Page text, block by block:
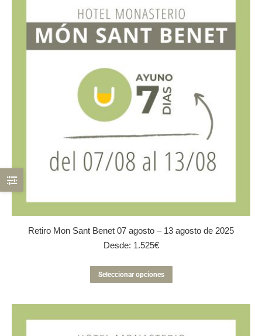
opciones
se
pueden
elegir
la
producto
Retiro Mon Sant Benet 07 agosto – 13 agosto de 2025
Desde: 1.525€
Seleccionar opciones
producto
múltiples
variantes.